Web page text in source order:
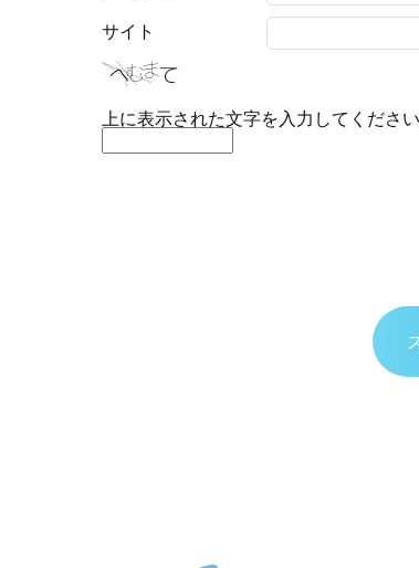
サイト
上に表示された文字を入力してください